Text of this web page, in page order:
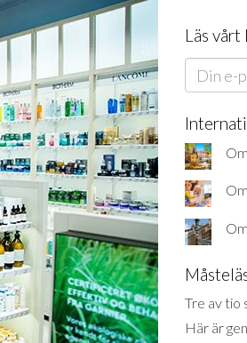
Läs
Tre av tio
Här är